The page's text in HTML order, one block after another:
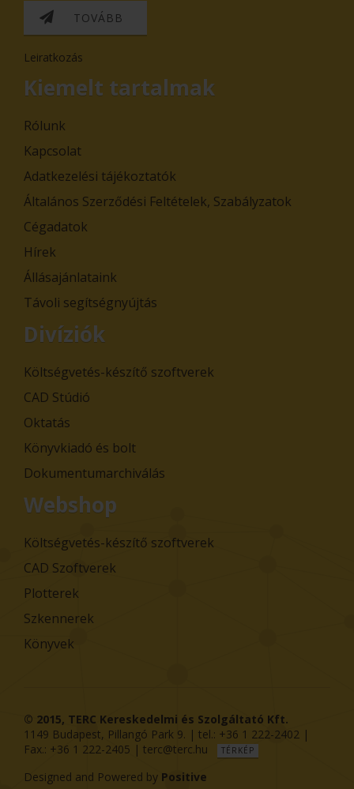
TOVÁBB
Leiratkozás
Kiemelt tartalmak
Rólunk
Kapcsolat
Adatkezelési tájékoztatók
Általános Szerződési Feltételek, Szabályzatok
Cégadatok
Hírek
Állásajánlataink
Távoli segítségnyújtás
Divíziók
Költségvetés-készítő szoftverek
CAD Stúdió
Oktatás
Könyvkiadó és bolt
Dokumentumarchiválás
Webshop
Költségvetés-készítő szoftverek
CAD Szoftverek
Plotterek
Szkennerek
Könyvek
© 2015, TERC Kereskedelmi és Szolgáltató Kft.
1149 Budapest, Pillangó Park 9. | tel.: +36 1 222-2402 |
Fax.: +36 1 222-2405 | terc@terc.hu TÉRKÉP
Designed and Powered by Positive